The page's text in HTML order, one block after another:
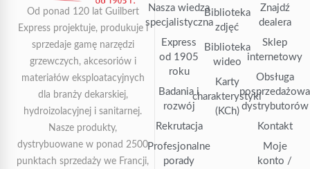
Od ponad 120 lat Guilbert
Express projektuje, produkuje i
sprzedaje gamę narzędzi
grzewczych, akcesoriów i
materiałów eksploatacyjnych
dla branży dekarskiej,
hydroizolacyjnej i sanitarnej.
Nasze produkty,
dystrybuowane w ponad 2500
punktach sprzedaży we Francji,
Nasza wiedza
specjalistyczna
Express
od 1905
roku
Badania i
rozwój
Rekrutacja
Profesjonalne
porady
Biblioteka
zdjęć
Biblioteka
wideo
Karty
charakterystyki
(KCh)
Znajdź
dealera
Sklep
internetowy
Obsługa
posprzedażowa
dystrybutorów
Kontakt
Moje
konto /